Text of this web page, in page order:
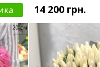
14 200 грн.
20 см